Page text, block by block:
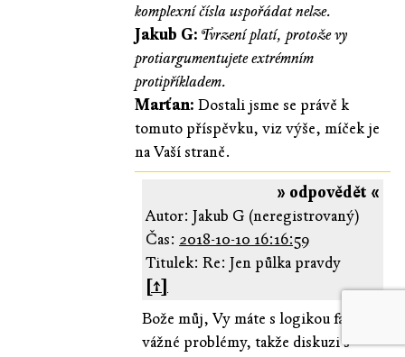
komplexní čísla uspořádat nelze.
Jakub G: Tvrzení platí, protože vy
protiargumentujete extrémním
protipříkladem.
Marťan: Dostali jsme se právě k
tomuto příspěvku, viz výše, míček je
na Vaší straně.
» odpovědět «
Autor: Jakub G (neregistrovaný)
Čas: 2018-10-10 16:16:59
Titulek: Re: Jen půlka pravdy
[↑]
Bože můj, Vy máte s logikou fakt
vážné problémy, takže diskuzi s